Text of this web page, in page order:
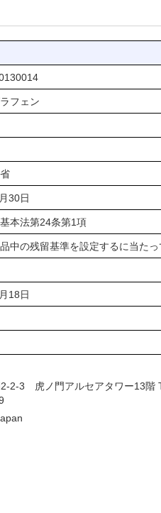
フェン
30日
本法第24条第1項
中の残留基準を設定するに当た
18日
2-3 虎ノ門アルセアタワー13階